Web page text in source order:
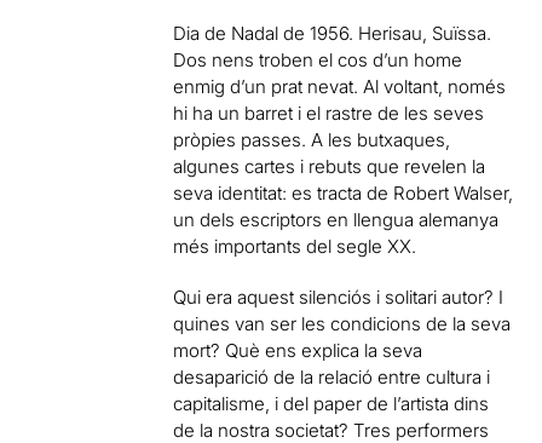
Dia de Nadal de 1956. Herisau, Suïssa.
Dos nens troben el cos d’un home
enmig d’un prat nevat. Al voltant, només
hi ha un barret i el rastre de les seves
pròpies passes. A les butxaques,
algunes cartes i rebuts que revelen la
seva identitat: es tracta de Robert Walser,
un dels escriptors en llengua alemanya
més importants del segle XX.
Qui era aquest silenciós i solitari autor? I
quines van ser les condicions de la seva
mort? Què ens explica la seva
desaparició de la relació entre cultura i
capitalisme, i del paper de l’artista dins
de la nostra societat? Tres performers